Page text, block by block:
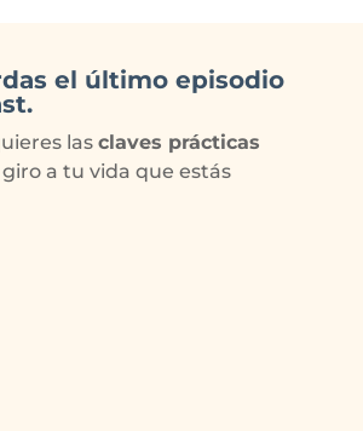
el último episodio
las claves prácticas
a tu vida que estás